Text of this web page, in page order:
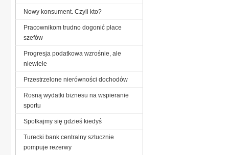
Nowy konsument. Czyli kto?
Pracownikom trudno dogonić płace
szefów
Progresja podatkowa wzrośnie, ale
niewiele
Przestrzelone nierówności dochodów
Rosną wydatki biznesu na wspieranie
sportu
Spotkajmy się gdzieś kiedyś
Turecki bank centralny sztucznie
pompuje rezerwy